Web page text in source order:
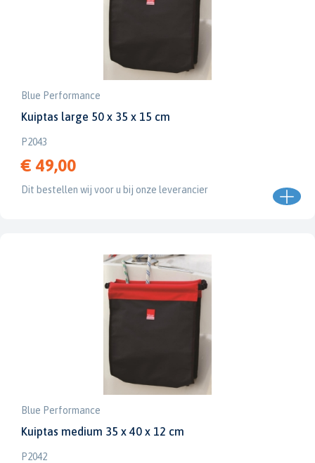
Blue Performance
Kuiptas large 50 x 35 x 15 cm
P2043
€ 49,00
Dit bestellen wij voor u bij onze leverancier
Blue Performance
Kuiptas medium 35 x 40 x 12 cm
P2042